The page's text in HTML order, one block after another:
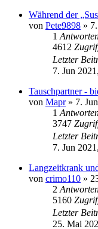
Während der
von Pete9898 »
1
4612
Letzter
7. Jun
Tauschpartner -
von Mapr» 7.
1
3747
Letzter
7. Jun
Langzeitkrank
von crimo110 »
2
5160
Letzter
25. Mai